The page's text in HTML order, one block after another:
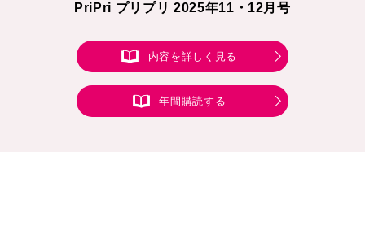
PriPri プリプリ 2025年11・12月号
内容を詳しく見る
年間購読する